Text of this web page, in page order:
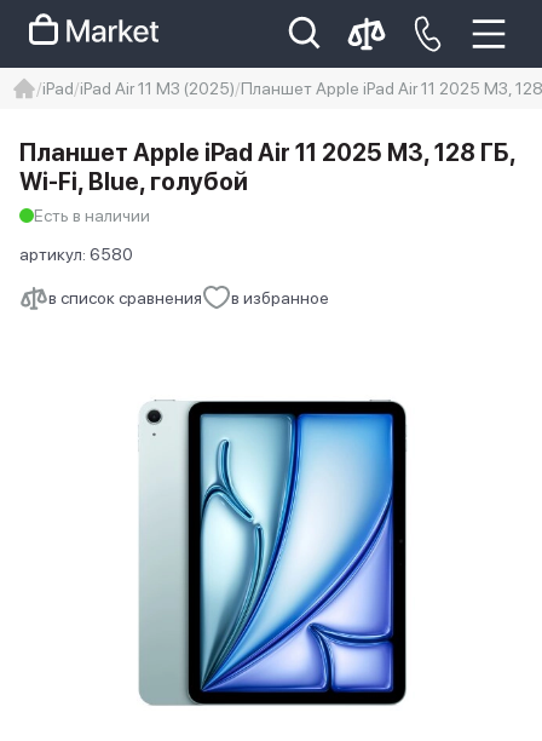
Iphone 14 pro max
айфон 14
iPad iPad Air 11 M3 (2025) Планшет Apple iPad Air 11 2025 M3,
в список сравнения в избранное
Планшет Apple iPad Air 11 2025 M3, 128 ГБ,
Wi-Fi, Blue, голубой
Есть в наличии
артикул: 6580